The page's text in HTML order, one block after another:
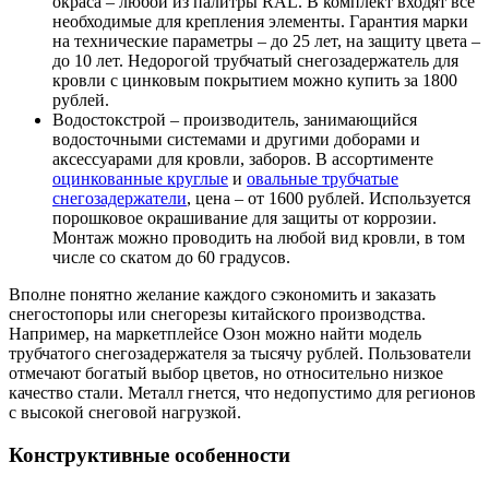
необходимые для крепления элементы. Гарантия марки
на технические параметры – до 25 лет, на защиту цвета –
до 10 лет. Недорогой трубчатый снегозадержатель для
кровли с цинковым покрытием можно купить за 1800
рублей.
Водостокстрой – производитель, занимающийся
водосточными системами и другими доборами и
аксессуарами для кровли, заборов. В ассортименте
оцинкованные круглые и овальные трубчатые
снегозадержатели, цена – от 1600 рублей. Используется
порошковое окрашивание для защиты от коррозии.
Монтаж можно проводить на любой вид кровли, в том
числе со скатом до 60 градусов.
Вполне понятно желание каждого сэкономить и заказать
снегостопоры или снегорезы китайского производства.
Например, на маркетплейсе Озон можно найти модель
трубчатого снегозадержателя за тысячу рублей. Пользователи
отмечают богатый выбор цветов, но относительно низкое
качество стали. Металл гнется, что недопустимо для регионов
с высокой снеговой нагрузкой.
Конструктивные особенности